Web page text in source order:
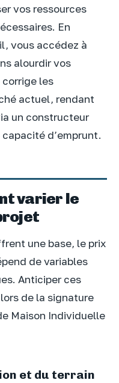
vos ressources
En
vous accédez à
alourdir vos
les
actuel, rendant
un constructeur
d’emprunt.
varier le
une base, le prix
de variables
Anticiper ces
de la signature
Maison Individuelle
et du terrain